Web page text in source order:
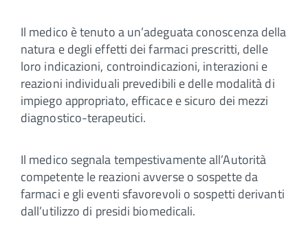
Il medico è tenuto a un’adeguata conoscenza della
natura e degli effetti dei farmaci prescritti, delle
loro indicazioni, controindicazioni, interazioni e
reazioni individuali prevedibili e delle modalità di
impiego appropriato, efficace e sicuro dei mezzi
diagnostico-terapeutici.
Il medico segnala tempestivamente all’Autorità
competente le reazioni avverse o sospette da
farmaci e gli eventi sfavorevoli o sospetti derivanti
dall’utilizzo di presidi biomedicali.